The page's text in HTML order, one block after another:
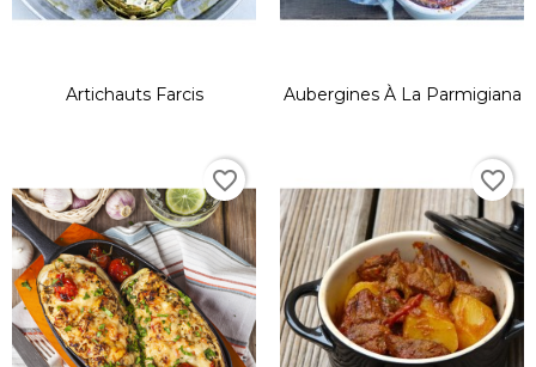
Artichauts Farcis Aubergines À La Parmigiana
favorite_border favorite_border